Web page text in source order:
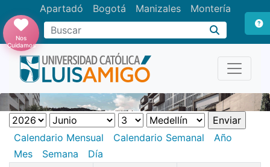
Apartadó Bogotá Manizales Montería
Buscar
Nos
Cuidamos
Calendario Mensual Calendario Semanal
Año
Mes
Semana
Día